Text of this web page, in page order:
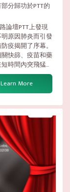
分歸功於PTT的
論壇PTT上發現
原因肺炎而引發
疫揭開了序幕。
快篩、疫苗和藥
時間內突飛猛...
Learn More